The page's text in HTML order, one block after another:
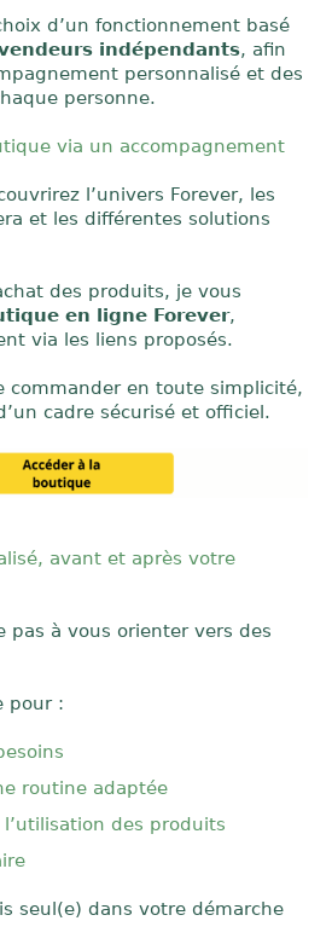
d’un fonctionnement basé
indépendants, afin
personnalisé et des
personne.
via un accompagnement
l’univers Forever, les
et les différentes solutions
des produits, je vous
en ligne Forever,
via les liens proposés.
commander en toute simplicité,
cadre sécurisé et officiel.
avant et après votre
pas à vous orienter vers des
pour :
routine adaptée
des produits
seul(e) dans votre démarche